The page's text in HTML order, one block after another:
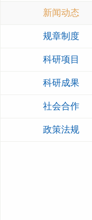
新闻动态
规章制度
科研项目
科研成果
社会合作
政策法规